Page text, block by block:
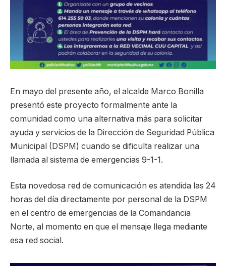
En mayo del presente año, el alcalde Marco Bonilla
presentó este proyecto formalmente ante la
comunidad como una alternativa más para solicitar
ayuda y servicios de la Dirección de Seguridad Pública
Municipal (DSPM) cuando se dificulta realizar una
llamada al sistema de emergencias 9-1-1.
Esta novedosa red de comunicación es atendida las 24
horas del día directamente por personal de la DSPM
en el centro de emergencias de la Comandancia
Norte, al momento en que el mensaje llega mediante
esa red social.